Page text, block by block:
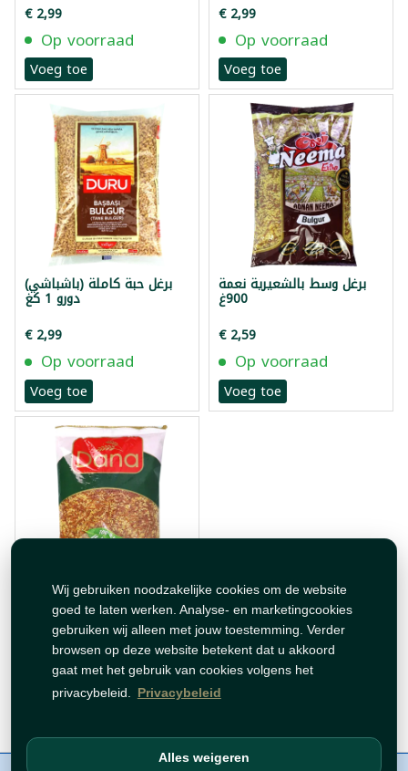
Wij gebruiken noodzakelijke cookies om de website
goed te laten werken. Analyse- en marketingcookies
gebruiken wij alleen met jouw toestemming. Verder
browsen op deze website betekent dat u akkoord
gaat met het gebruik van cookies volgens het
privacybeleid. Privacybeleid
Alles weigeren
€ 2,99
Op voorraad
Voeg toe
€ 2,99
Op voorraad
Voeg toe
برغل حبة كاملة (باشباشي)
دورو 1 كغ
€ 2,99
Op voorraad
Voeg toe
برغل وسط بالشعيرية نعمة
900غ
€ 2,59
Op voorraad
Voeg toe
برغل بالشعيرية دانا 800غ
€ 2,49
Op voorraad
Contact Beleid WhatsAppen